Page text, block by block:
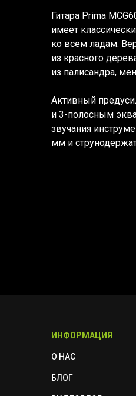
Гитара Prima
имеет
ко всем ладам.
из красного
из палисандра,
Активный
и 3-полосным
звучания
мм и
ИНФОРМАЦИЯ
О НАС
БЛОГ